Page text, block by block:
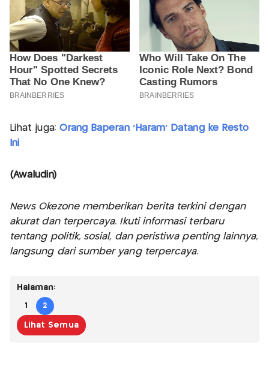
Lihat juga: Orang Baperan 'Haram' Datang ke Resto
Ini
(Awaludin)
News Okezone memberikan berita terkini dengan
akurat dan terpercaya. Ikuti informasi terbaru
tentang politik, sosial, dan peristiwa penting lainnya,
langsung dari sumber yang terpercaya.
Halaman:
1 2
Lihat Semua